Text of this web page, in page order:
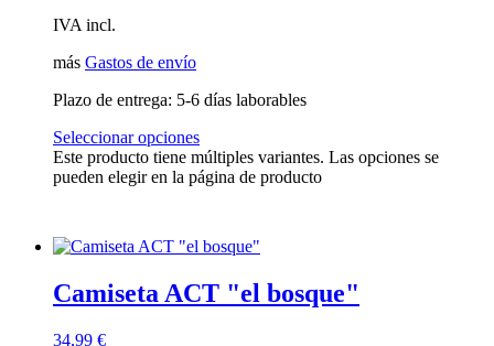
IVA incl.
más Gastos de envío
Plazo de entrega: 5-6 días laborables
Seleccionar opciones
Este producto tiene múltiples variantes. Las opciones se
pueden elegir en la página de producto
Camiseta ACT "el bosque"
34,99 €